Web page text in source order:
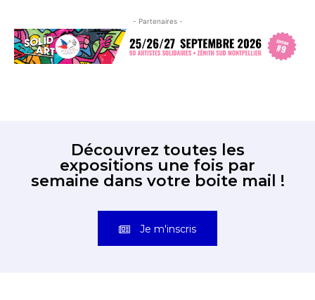
- Partenaires -
Découvrez toutes les
expositions une fois par
semaine dans votre boite mail !
Je m'inscris